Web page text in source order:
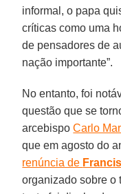
informal, o papa
críticas como uma
de pensadores de
nação importante”.
No entanto, foi
questão que se
arcebispoCarlo
que em agosto do
renúncia de
organizado sobre o